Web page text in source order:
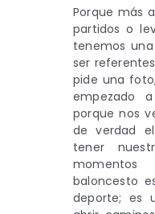
Porque más
partidos o
tenemos
ser
pide una
empezado
porque nos
de verdad
tener
baloncesto
deporte; es